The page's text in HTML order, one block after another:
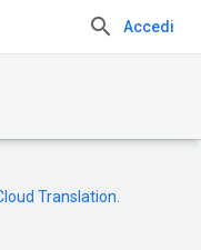
Accedi
Translation